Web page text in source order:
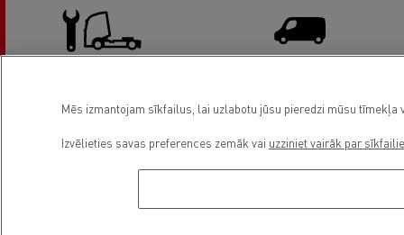
Truck service and repair
Light Commercial Vehicles
Mēs izmantojam sīkfailus, lai uzlabotu jūsu pieredzi mūsu
Izvēlieties savas preferences zemāk vai uzziniet vairāk par